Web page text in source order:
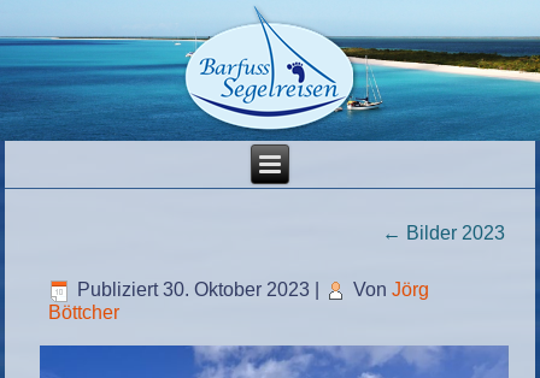
← Bilder 2023
Publiziert 30. Oktober 2023 Von Jörg
Böttcher